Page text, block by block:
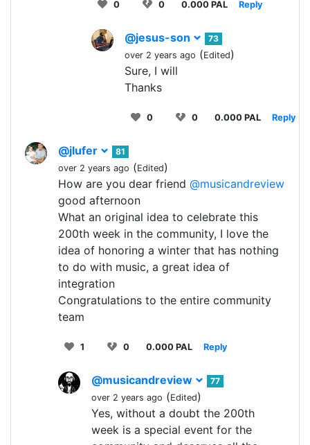
0 0 0.000 PAL Reply
@jesus-son
73
over 2 years ago (Edited)
Sure, I will
Thanks
0 0 0.000 PAL Reply
@jlufer
81
over 2 years ago (Edited)
How are you dear friend @musicandreview
good afternoon
What an original idea to celebrate this
200th week in the community, I love the
idea of honoring a winter that has nothing
to do with music, a great idea of
integration
Congratulations to the entire community
team
1 0 0.000 PAL Reply
@musicandreview
77
over 2 years ago (Edited)
Yes, without a doubt the 200th
week is a special event for the